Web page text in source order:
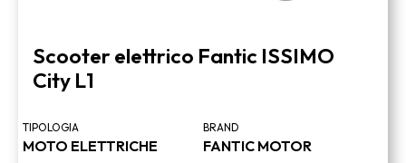
Scooter elettrico Fantic ISSIMO
City L1
TIPOLOGIA
MOTO ELETTRICHE
BRAND
FANTIC MOTOR